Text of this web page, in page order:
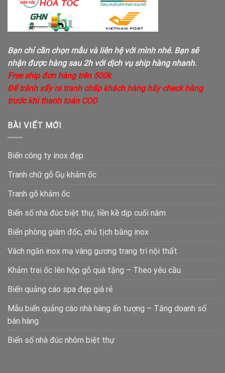
Bạn chỉ cần chọn mẫu và liên hệ với mình nhé. Bạn sẽ
nhận được hàng sau 2h với dịch vụ ship hàng nhanh.
Free ship đơn hàng trên 500k
Để tránh xẩy ra tranh chấp khách hàng hãy check hàng
trước khi thanh toán COD
BÀI VIẾT MỚI
Biển công ty inox đẹp
Tranh chữ gỗ Gụ khảm ốc
Tranh gỗ khảm ốc
Biển số nhà đúc biệt thự, liền kề dịp cuối năm
Biển phòng giám đốc, chủ tịch bằng inox
Vách ngăn inox mạ vàng gương trang trí nội thất
Khảm trai ốc lên hộp gỗ quà tặng – Theo yêu cầu
Biển quảng cáo spa đẹp giá rẻ
Mẫu biển quảng cáo nhà hàng ấn tượng – Tăng doanh số
bán hàng
Biển số nhà đúc nhôm biệt thự